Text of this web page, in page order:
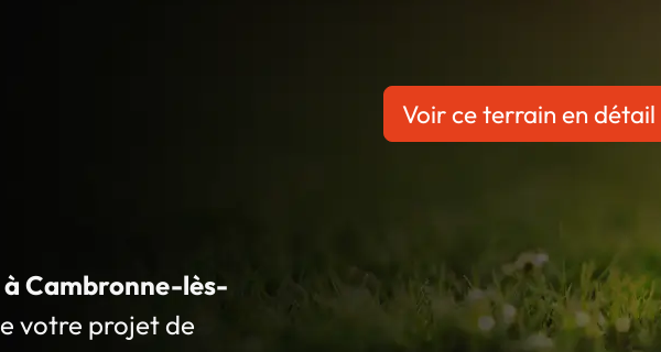
Cambronne-lès-
votre projet de
Voir ce terrain en détail